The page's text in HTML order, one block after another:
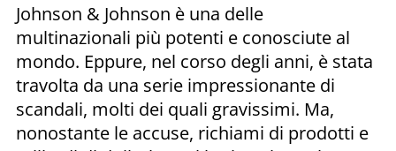
Johnson & Johnson è una delle
multinazionali più potenti e conosciute al
mondo. Eppure, nel corso degli anni, è stata
travolta da una serie impressionante di
scandali, molti dei quali gravissimi. Ma,
nonostante le accuse, richiami di prodotti e